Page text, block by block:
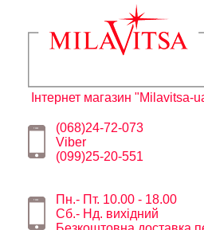
Інтернет магазин "Milavitsa-
(068)24-72-073
Viber
(099)25-20-551
Пн.- Пт. 10.00 - 18.00
Сб.- Нд. вихідний